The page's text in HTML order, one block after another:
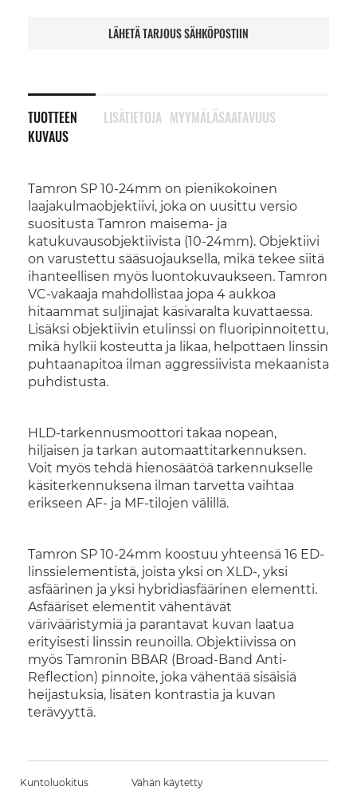
LÄHETÄ TARJOUS SÄHKÖPOSTIIN
TUOTTEEN
KUVAUS
Tamron SP 10-24mm on pienikokoinen
laajakulmaobjektiivi, joka on uusittu versio
suositusta Tamron maisema- ja
katukuvausobjektiivista (10-24mm). Objektiivi
on varustettu sääsuojauksella, mikä tekee siitä
ihanteellisen myös luontokuvaukseen. Tamron
VC-vakaaja mahdollistaa jopa 4 aukkoa
hitaammat suljinajat käsivaralta kuvattaessa.
Lisäksi objektiivin etulinssi on fluoripinnoitettu,
mikä hylkii kosteutta ja likaa, helpottaen linssin
puhtaanapitoa ilman aggressiivista mekaanista
puhdistusta.
HLD-tarkennusmoottori takaa nopean,
hiljaisen ja tarkan automaattitarkennuksen.
Voit myös tehdä hienosäätöä tarkennukselle
käsiterkennuksena ilman tarvetta vaihtaa
erikseen AF- ja MF-tilojen välillä.
Tamron SP 10-24mm koostuu yhteensä 16 ED-
linssielementistä, joista yksi on XLD-, yksi
asfäärinen ja yksi hybridiasfäärinen elementti.
Asfääriset elementit vähentävät
värivääristymiä ja parantavat kuvan laatua
erityisesti linssin reunoilla. Objektiivissa on
myös Tamronin BBAR (Broad-Band Anti-
Reflection) pinnoite, joka vähentää sisäisiä
heijastuksia, lisäten kontrastia ja kuvan
terävyyttä.
LISÄTIETOJA MYYMÄLÄSAATAVUUS
Kuntoluokitus Vähän käytetty